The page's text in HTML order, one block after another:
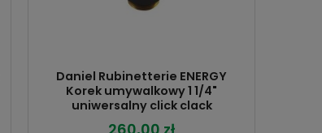
Daniel Rubinetterie ENERGY
Korek umywalkowy 1 1/4"
uniwersalny click clack